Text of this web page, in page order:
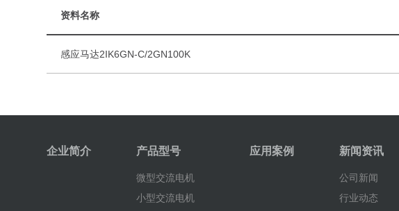
资料名称
感应马达2IK6GN-C/2GN100K
企业简介 产品型号
微型交流电机
小型交流电机
应用案例 新闻资讯
公司新闻
行业动态